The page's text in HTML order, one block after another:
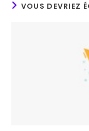
VOUS DEVRIEZ